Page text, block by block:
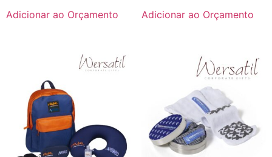
Adicionar ao Orçamento Adicionar ao Orçamento